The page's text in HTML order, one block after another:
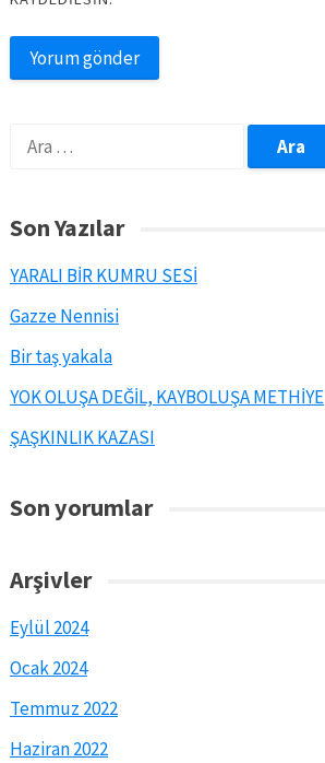
Arama:
Son Yazılar
YARALI BİR KUMRU SESİ
Gazze Nennisi
Bir taş yakala
YOK OLUŞA DEĞİL, KAYBOLUŞA METHİYE
ŞAŞKINLIK KAZASI
Son yorumlar
Arşivler
Eylül 2024
Ocak 2024
Temmuz 2022
Haziran 2022